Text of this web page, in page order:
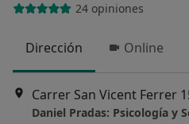
24 opiniones
Dirección Online
Carrer San Vicent Ferrer
Daniel Pradas: Psicología y